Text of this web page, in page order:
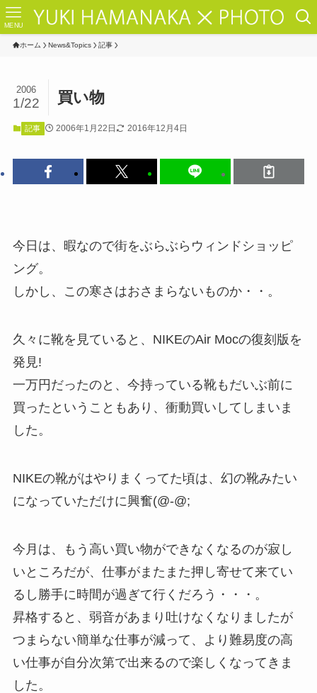
MENU
ホーム News&Topics 記事
買い物
2006
1/22
記事 2006年1月22日 2016年12月4日
今日は、暇なので街をぶらぶらウィンドショッピ
ング。
しかし、この寒さはおさまらないものか・・。
久々に靴を見ていると、NIKEのAir Mocの復刻版を
発見!
一万円だったのと、今持っている靴もだいぶ前に
買ったということもあり、衝動買いしてしまいま
した。
NIKEの靴がはやりまくってた頃は、幻の靴みたい
になっていただけに興奮(@-@;
今月は、もう高い買い物ができなくなるのが寂し
いところだが、仕事がまたまた押し寄せて来てい
るし勝手に時間が過ぎて行くだろう・・・。
昇格すると、弱音があまり吐けなくなりましたが
つまらない簡単な仕事が減って、より難易度の高
い仕事が自分次第で出来るので楽しくなってきま
した。